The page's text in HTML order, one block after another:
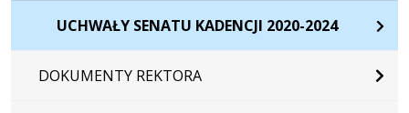
UCHWAŁY SENATU KADENCJI 2020-2024
DOKUMENTY REKTORA